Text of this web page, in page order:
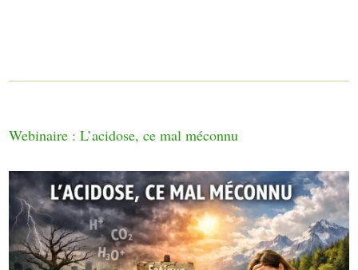
Webinaire : L’acidose, ce mal méconnu